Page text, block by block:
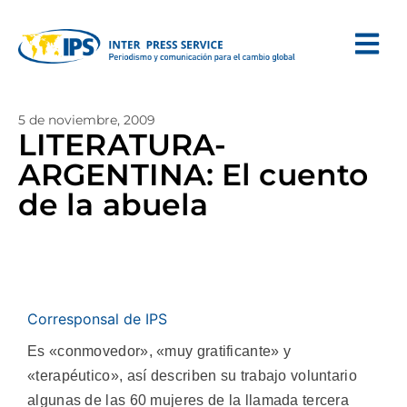
5 de noviembre, 2009
LITERATURA-
ARGENTINA: El cuento
de la abuela
Corresponsal de IPS
Es «conmovedor», «muy gratificante» y
«terapéutico», así describen su trabajo voluntario
algunas de las 60 mujeres de la llamada tercera